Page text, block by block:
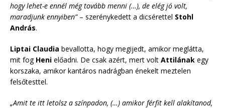
hogy lehet-e ennél még tovább menni (…), de elég jó volt,
maradjunk ennyiben”– szerénykedett a dicsérettel Stohl
András.
Liptai Claudia bevallotta, hogy megijedt, amikor meglátta,
mit fog Heni előadni. De csak azért, mert volt Attilának egy
korszaka, amikor kantáros nadrágban énekelt meztelen
felsőtesttel.
„Amit te itt letolsz a színpadon, (…) amikor férfit kell alakítanod,